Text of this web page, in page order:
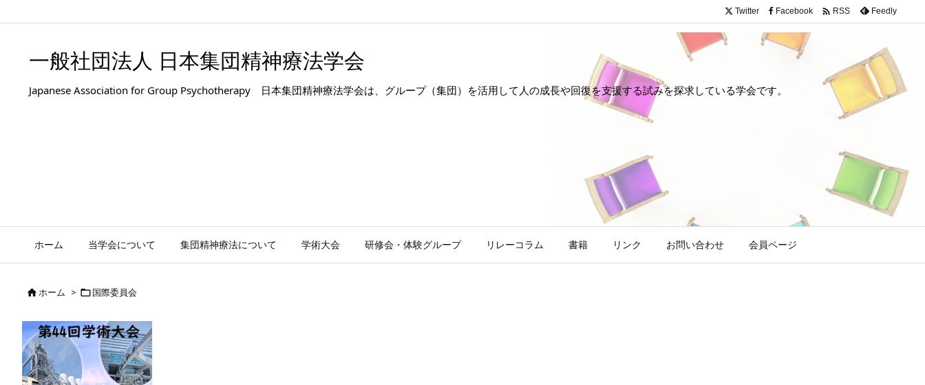
一般社団法人 日本集団精神療法学会
Japanese Association for Group Psychotherapy 日本集団精神療法学会は、グループ（集団）を活用して人の成長や回復を支援する試みを探求している学会です。
ホーム 当学会について 集団精神療法について 学術大会 研修会・体験グループ リレーコラム 書籍 リンク お問い合わせ 会員ページ
Twitter Facebook  RSS Feedly
ホーム > 国際委員会